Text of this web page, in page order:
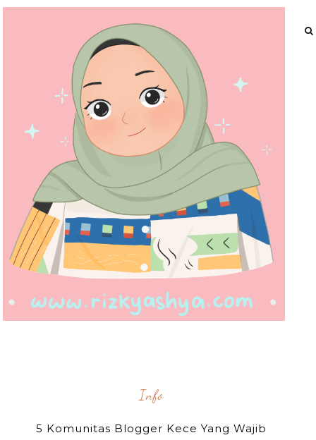
Info
5 Komunitas Blogger Kece Yang Wajib